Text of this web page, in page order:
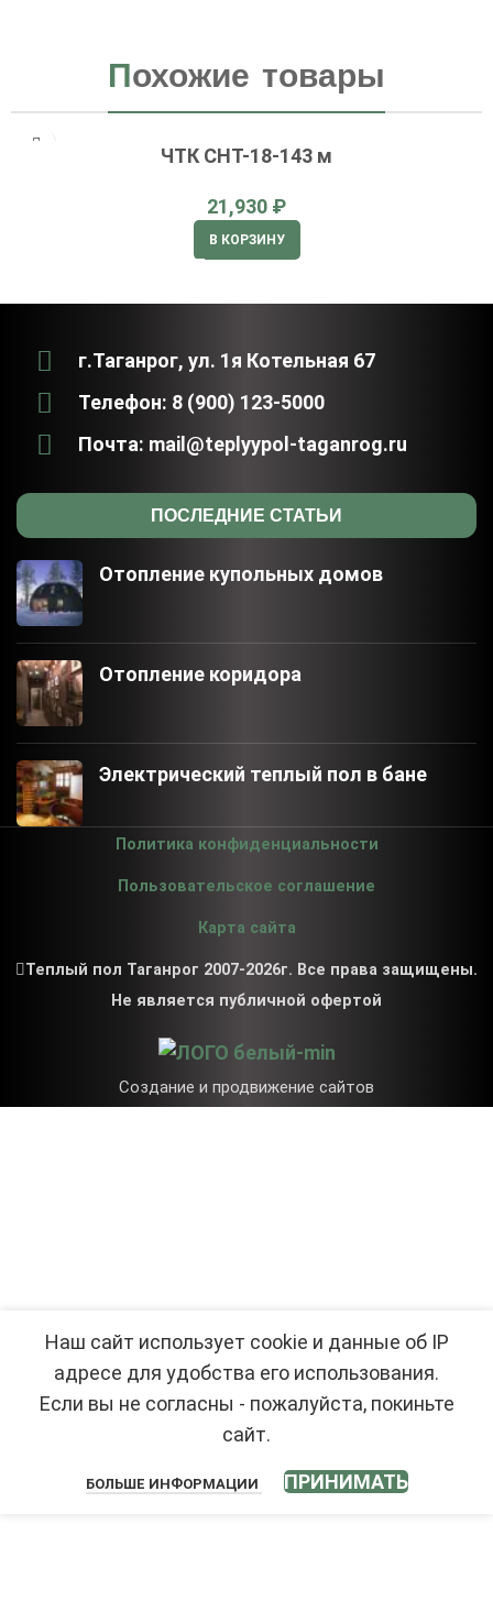
Похожие товары
ЧТК СНТ-18-143 м
₽
В КОРЗИНУ
г.Таганрог, ул. 1я Котельная 67
Телефон: 8 (900) 123-5000
Почта: mail@teplyypol-taganrog.ru
ПОСЛЕДНИЕ СТАТЬИ
Отопление купольных домов
Отопление коридора
Электрический теплый пол в бане
Политика конфиденциальности
Пользовательское соглашение
Карта сайта
Теплый пол Таганрог 2007-2026г. Все права защищены.
Не является публичной офертой
Создание и продвижение сайтов
Наш сайт использует cookie и данные об IP
адресе для удобства его использования.
Если вы не согласны - пожалуйста, покиньте
сайт.
БОЛЬШЕ ИНФОРМАЦИИ ПРИНИМАТЬ